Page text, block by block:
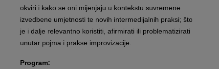
okviri i kako se oni mijenjaju u kontekstu suvremene
izvedbene umjetnosti te novih intermedijalnih praksi; što
je i dalje relevantno koristiti, afirmirati ili problematizirati
unutar pojma i prakse improvizacije.
Program: